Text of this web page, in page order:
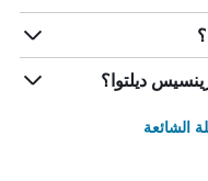
ديلتوا؟
الشائعة